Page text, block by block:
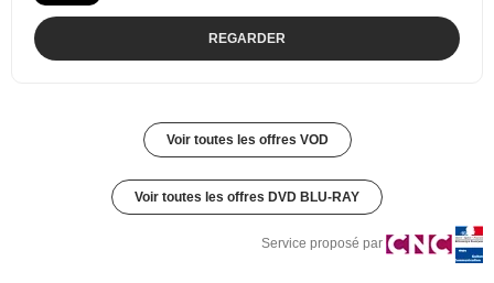
REGARDER
Voir toutes les offres VOD
Voir toutes les offres DVD BLU-RAY
Service proposé par